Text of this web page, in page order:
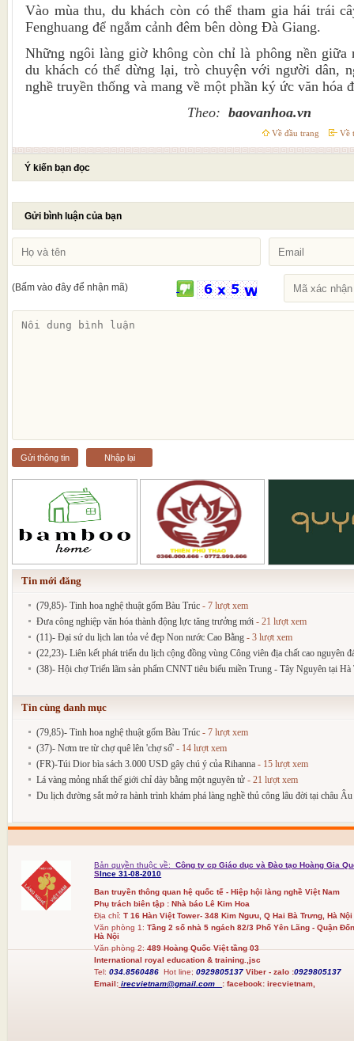
Vào mùa thu, du khách còn có thể tham gia hái trái
Fenghuang để ngắm cảnh đêm bên dòng Đà Giang.
Những ngôi làng giờ không còn chỉ là phông nền
du khách có thể dừng lại, trò chuyện với người dân,
nghề truyền thống và mang về một phần ký ức văn hóa
Theo: baovanhoa.vn
Về đầu trang Về
Ý kiến bạn đọc
Gửi bình luận của bạn
(Bấm vào đây để nhận mã)
Gửi thông tin Nhập lại
Tin mới đăng
(79,85)- Tinh hoa nghệ thuật gốm Bàu Trúc - 7 lượt xem
Đưa công nghiệp văn hóa thành động lực tăng trưởng mới - 21 lượt xem
(11)- Đại sứ du lịch lan tỏa vẻ đẹp Non nước Cao Bằng - 3 lượt xem
(22,23)- Liên kết phát triển du lịch cộng đồng vùng Công viên địa chất cao nguyên
(38)- Hội chợ Triển lãm sản phẩm CNNT tiêu biểu miền Trung - Tây Nguyên tại
Tin cùng danh mục
(79,85)- Tinh hoa nghệ thuật gốm Bàu Trúc - 7 lượt xem
(37)- Nơm tre từ chợ quê lên 'chợ số' - 14 lượt xem
(FR)-Túi Dior bìa sách 3.000 USD gây chú ý của Rihanna - 15 lượt xem
Lá vàng mỏng nhất thế giới chỉ dày bằng một nguyên tử - 21 lượt xem
Du lịch đường sắt mở ra hành trình khám phá làng nghề thủ công lâu đời tại châu Âu
Bản quyền thuộc về:
Công ty cp Giáo dục và Đào tạo Hoàng Gia
SInce 31-08-2010
Ban truyền thông quan hệ quốc tế - Hiệp hội làng nghề Việt Nam
Phụ trách biên tập : Nhà báo Lê Kim Hoa
Địa chỉ: T 16 Hàn Việt Tower- 348 Kim Ngưu, Q Hai Bà Trưng, Hà Nội
Văn phòng 1:Tầng 2 số nhà 5 ngách 82/3 Phố Yên Lãng - Quận
Hà Nội
Văn phòng 2:489 Hoàng Quốc Việt tầng 03
International royal education & training.,jsc
Tel:034.8560486Hot line; 0929805137 Viber - zalo :0929805137
Email: irecvietnam@gmail.com :facebook: irecvietnam,